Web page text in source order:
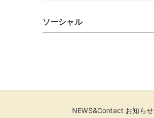
ソーシャル
NEWS&Contact お知らせ